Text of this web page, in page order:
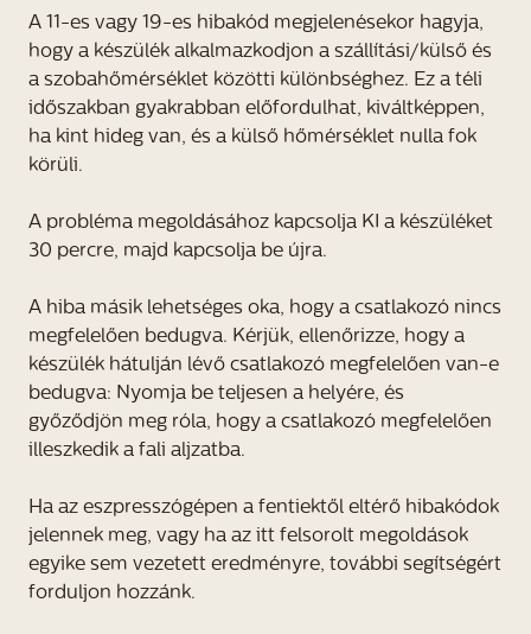
A 11-es vagy 19-es hibakód megjelenésekor hagyja,
hogy a készülék alkalmazkodjon a szállítási/külső és
a szobahőmérséklet közötti különbséghez. Ez a téli
időszakban gyakrabban előfordulhat, kiváltképpen,
ha kint hideg van, és a külső hőmérséklet nulla fok
körüli.
A probléma megoldásához kapcsolja KI a készüléket
30 percre, majd kapcsolja be újra.
A hiba másik lehetséges oka, hogy a csatlakozó nincs
megfelelően bedugva. Kérjük, ellenőrizze, hogy a
készülék hátulján lévő csatlakozó megfelelően van-e
bedugva: Nyomja be teljesen a helyére, és
győződjön meg róla, hogy a csatlakozó megfelelően
illeszkedik a fali aljzatba.
Ha az eszpresszógépen a fentiektől eltérő hibakódok
jelennek meg, vagy ha az itt felsorolt megoldások
egyike sem vezetett eredményre, további segítségért
forduljon hozzánk.